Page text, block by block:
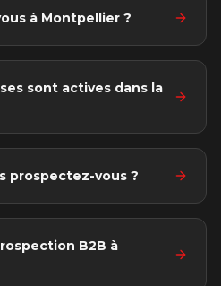
à Montpellier ?
sont actives dans la
prospectez-vous ?
B2B à